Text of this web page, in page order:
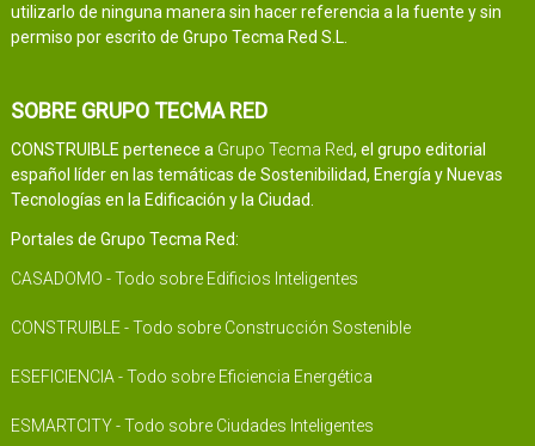
utilizarlo de ninguna manera sin hacer referencia a la fuente y sin
permiso por escrito de Grupo Tecma Red S.L.
SOBRE GRUPO TECMA RED
CONSTRUIBLE pertenece a Grupo Tecma Red, el grupo editorial
español líder en las temáticas de Sostenibilidad, Energía y Nuevas
Tecnologías en la Edificación y la Ciudad.
Portales de Grupo Tecma Red:
CASADOMO - Todo sobre Edificios Inteligentes
CONSTRUIBLE - Todo sobre Construcción Sostenible
ESEFICIENCIA - Todo sobre Eficiencia Energética
ESMARTCITY - Todo sobre Ciudades Inteligentes